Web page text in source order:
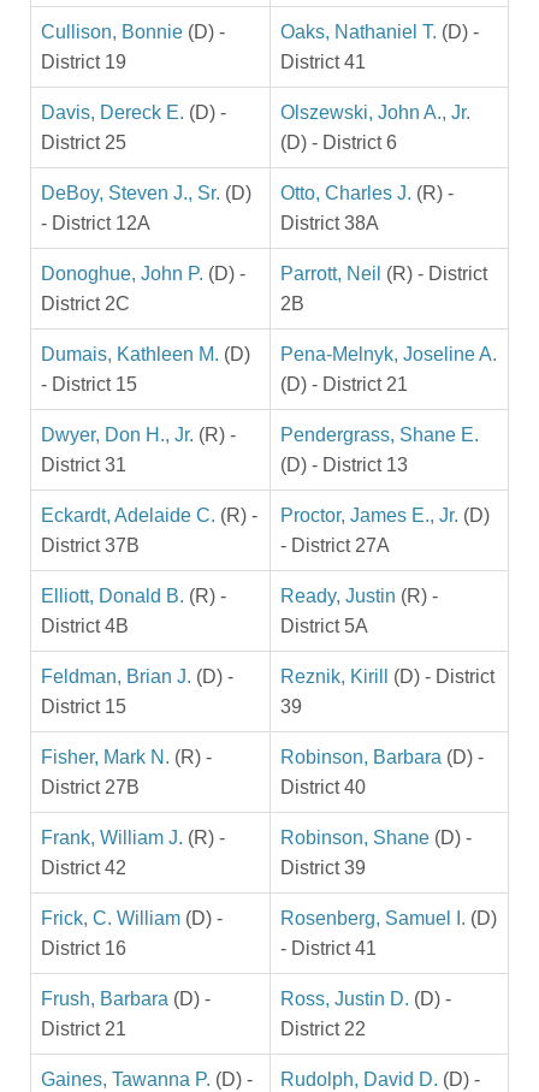
Cullison, Bonnie (D) -
District 19
Oaks, Nathaniel T. (D) -
District 41
Davis, Dereck E. (D) -
District 25
Olszewski, John A., Jr.
(D) - District 6
DeBoy, Steven J., Sr. (D)
- District 12A
Otto, Charles J. (R) -
District 38A
Donoghue, John P. (D) -
District 2C
Parrott, Neil (R) - District
2B
Dumais, Kathleen M. (D)
- District 15
Pena-Melnyk, Joseline A.
(D) - District 21
Dwyer, Don H., Jr. (R) -
District 31
Pendergrass, Shane E.
(D) - District 13
Eckardt, Adelaide C. (R) -
District 37B
Proctor, James E., Jr. (D)
- District 27A
Elliott, Donald B. (R) -
District 4B
Ready, Justin (R) -
District 5A
Feldman, Brian J. (D) -
District 15
Reznik, Kirill
(D) - District
39
Fisher, Mark N. (R) -
District 27B
Robinson, Barbara (D) -
District 40
Frank, William J. (R) -
District 42
Robinson, Shane (D) -
District 39
Frick, C. William (D) -
District 16
Rosenberg, Samuel I. (D)
- District 41
Frush, Barbara (D) -
District 21
Ross, Justin D. (D) -
District 22
Gaines, Tawanna P. (D) -
Rudolph, David D. (D) -